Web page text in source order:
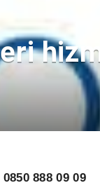
0850 888 09 09